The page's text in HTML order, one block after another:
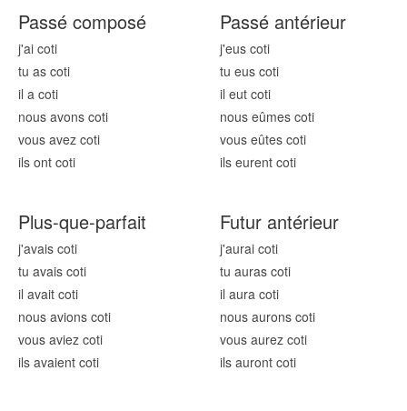
Passé composé
j'ai coti
tu as coti
il a coti
nous avons coti
vous avez coti
ils ont coti
Passé antérieur
j'eus coti
tu eus coti
il eut coti
nous eûmes coti
vous eûtes coti
ils eurent coti
Plus-que-parfait
j'avais coti
tu avais coti
il avait coti
nous avions coti
vous aviez coti
ils avaient coti
Futur antérieur
j'aurai coti
tu auras coti
il aura coti
nous aurons coti
vous aurez coti
ils auront coti